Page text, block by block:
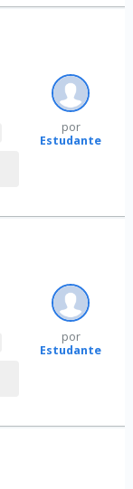
por
Estudante
por
Estudante